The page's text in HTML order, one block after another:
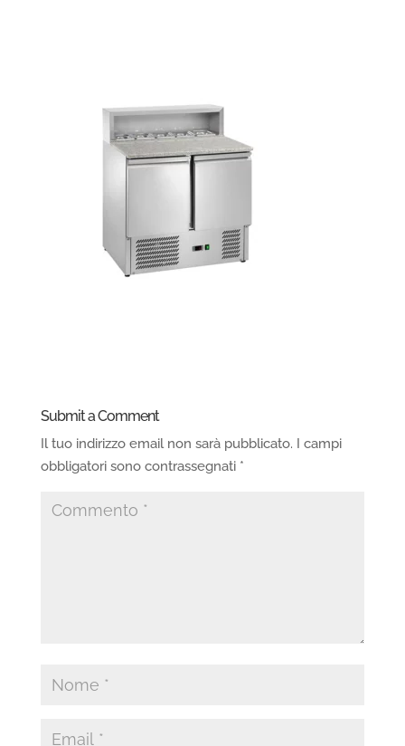
Submit a Comment
Il tuo indirizzo email non sarà pubblicato. I campi
obbligatori sono contrassegnati *